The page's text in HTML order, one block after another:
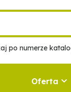
po numerze
Oferta